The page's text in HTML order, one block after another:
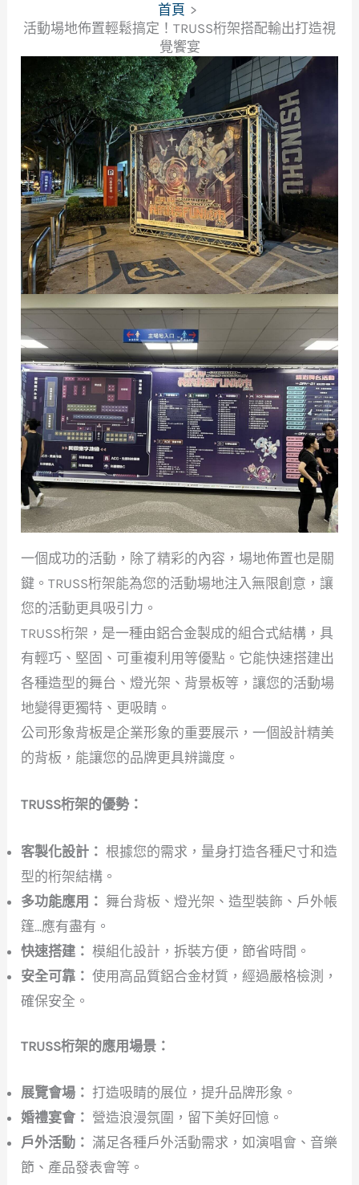
首頁
活動場地佈置輕鬆搞定！TRUSS桁架搭配輸出打造視
覺饗宴
一個成功的活動，除了精彩的內容，場地佈置也是關
鍵。TRUSS桁架能為您的活動場地注入無限創意，讓
您的活動更具吸引力。
TRUSS桁架，是一種由鋁合金製成的組合式結構，具
有輕巧、堅固、可重複利用等優點。它能快速搭建出
各種造型的舞台、燈光架、背景板等，讓您的活動場
地變得更獨特、更吸睛。
公司形象背板是企業形象的重要展示，一個設計精美
的背板，能讓您的品牌更具辨識度。
TRUSS桁架的優勢：
客製化設計： 根據您的需求，量身打造各種尺寸和造
型的桁架結構。
多功能應用： 舞台背板、燈光架、造型裝飾、戶外帳
篷…應有盡有。
快速搭建： 模組化設計，拆裝方便，節省時間。
安全可靠： 使用高品質鋁合金材質，經過嚴格檢測，
確保安全。
TRUSS桁架的應用場景：
展覽會場： 打造吸睛的展位，提升品牌形象。
婚禮宴會： 營造浪漫氛圍，留下美好回憶。
戶外活動： 滿足各種戶外活動需求，如演唱會、音樂
節、產品發表會等。